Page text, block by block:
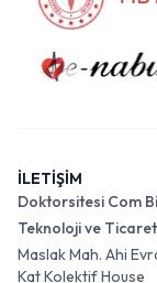
İLETİŞİM
Doktorsitesi Com
Teknoloji ve Ticaret
Maslak Mah. Ahi
Kat Kolektif House